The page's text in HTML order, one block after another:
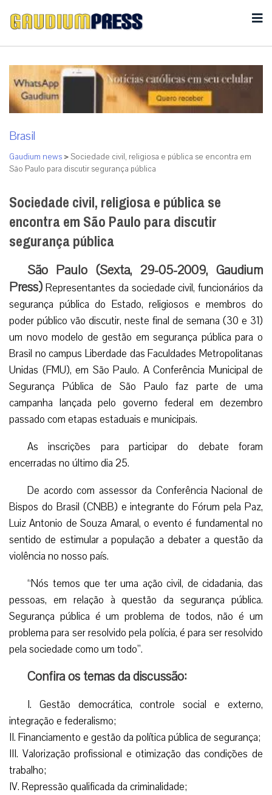
Brasil
Gaudium news >Sociedade civil, religiosa e pública se encontra em
São Paulo para discutir segurança pública
Sociedade civil, religiosa e pública se
encontra em São Paulo para discutir
segurança pública
São Paulo (Sexta, 29-05-2009, Gaudium
Press) Representantes da sociedade civil, funcionários da
segurança pública do Estado, religiosos e membros do
poder público vão discutir, neste final de semana (30 e 31)
um novo modelo de gestão em segurança pública para o
Brasil no campus Liberdade das Faculdades Metropolitanas
Unidas (FMU), em São Paulo. A Conferência Municipal de
Segurança Pública de São Paulo faz parte de uma
campanha lançada pelo governo federal em dezembro
passado com etapas estaduais e municipais.
As inscrições para participar do debate foram
encerradas no último dia 25.
De acordo com assessor da Conferência Nacional de
Bispos do Brasil (CNBB) e integrante do Fórum pela Paz,
Luiz Antonio de Souza Amaral, o evento é fundamental no
sentido de estimular a população a debater a questão da
violência no nosso país.
“Nós temos que ter uma ação civil, de cidadania, das
pessoas, em relação à questão da segurança pública.
Segurança pública é um problema de todos, não é um
problema para ser resolvido pela polícia, é para ser resolvido
pela sociedade como um todo”.
Confira os temas da discussão:
I. Gestão democrática, controle social e externo,
integração e federalismo;
II. Financiamento e gestão da política pública de segurança;
III. Valorização profissional e otimização das condições de
trabalho;
IV. Repressão qualificada da criminalidade;